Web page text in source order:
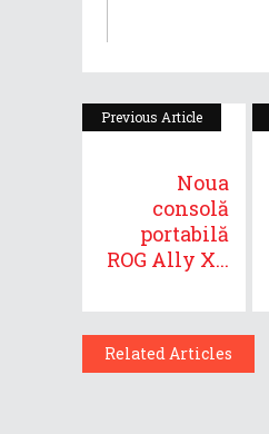
Previous Article
Noua
consolă
portabilă
ROG Ally X...
Related Articles